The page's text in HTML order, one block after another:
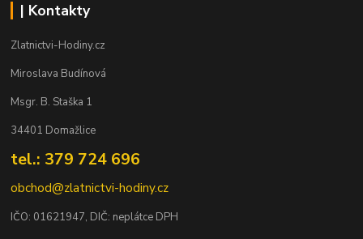
| Kontakty
Zlatnictvi-Hodiny.cz
Miroslava Budínová
Msgr. B. Staška 1
34401 Domažlice
tel.: 379 724 696
obchod@zlatnictvi-hodiny.cz
IČO: 01621947, DIČ: neplátce DPH